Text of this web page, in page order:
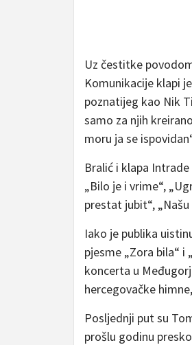
Uz čestitke
Komunikacije klapi
poznatijeg kao Nik
samo za njih
moru ja se
Bralić i klapa
„Bilo je i vrime“,
prestat jubit“,
Iako je publika
pjesme „Zora bila“
koncerta u
hercegovačke
Posljednji put su
prošlu godinu